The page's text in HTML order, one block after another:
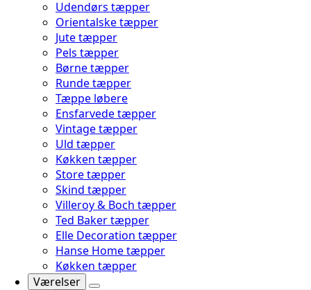
Udendørs tæpper
Orientalske tæpper
Jute tæpper
Pels tæpper
Børne tæpper
Runde tæpper
Tæppe løbere
Ensfarvede tæpper
Vintage tæpper
Uld tæpper
Køkken tæpper
Store tæpper
Skind tæpper
Villeroy & Boch tæpper
Ted Baker tæpper
Elle Decoration tæpper
Hanse Home tæpper
Køkken tæpper
Værelser